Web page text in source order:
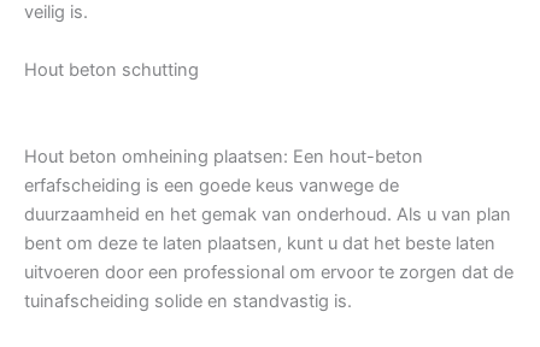
veilig is.
Hout beton schutting
Hout beton omheining plaatsen: Een hout-beton
erfafscheiding is een goede keus vanwege de
duurzaamheid en het gemak van onderhoud. Als u van plan
bent om deze te laten plaatsen, kunt u dat het beste laten
uitvoeren door een professional om ervoor te zorgen dat de
tuinafscheiding solide en standvastig is.